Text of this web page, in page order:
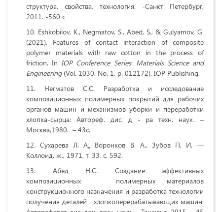
структура, свойства, технология. -Санкт Петербург,
2011. -560 с
Eshkobilov, K., Negmatov, S., Abed, S., & Gulyamov, G.
(2021). Features of contact interaction of composite
polymer materials with raw cotton in the process of
friction. InIOP Conference Series: Materials Science and
Engineering(Vol. 1030, No. 1, p. 012172). IOP Publishing.
Негматов С.С. Разработка и исследование
композиционных полимерных покрытий для рабочих
органов машин и механизмов уборки и переработки
хлопка-сырца: Автореф. дис. д - ра техн. наук. –
Москва,1980. – 43с.
Сухарева Л. А„ Воронков В. А., Зубов П, И. —
Коллоид. ж., 1971, т. 33, с. 592.
Абед Н.С. Создание эффективных
композиционных полимерных материалов
конструкционного назначения и разработка технологии
получения деталей хлопкоперерабатывающих машин: